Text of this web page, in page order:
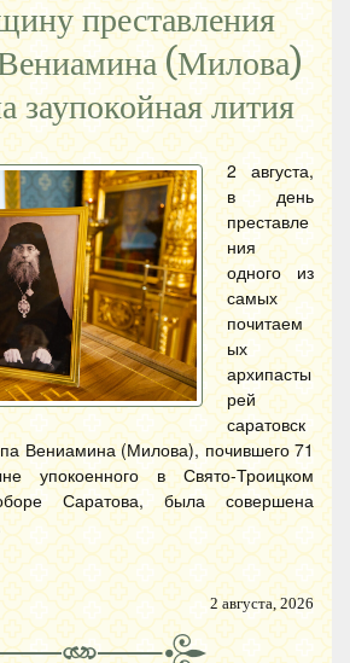
преставления
(Милова)
заупокойная лития
2 августа,
в день
преставле
ния
одного из
самых
почитаем
ых
архипасты
рей
саратовск
Вениамина (Милова), почившего 71
упокоенного в Свято-Троицком
Саратова, была совершена
2 августа, 2026